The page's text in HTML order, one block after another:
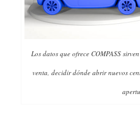
Los datos que ofrece COMPASS
venta, decidir dónde abrir nuevos